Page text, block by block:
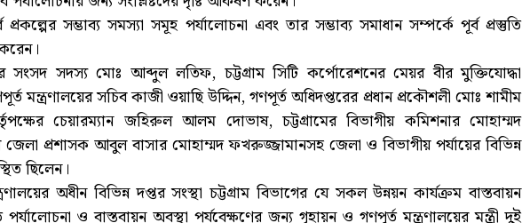
সম্ভাব্য সমস্যা সমূহ পর্যালোচনা এবং তার সম্ভাব্য সমাধান সম্পর্কে পূর্ব প্রস্তুতি
সংসদ সদস্য মোঃ আব্দুল লতিফ, চট্টগ্রাম সিটি কর্পোরেশনের মেয়র বীর মুক্তিযোদ্ধা
মন্ত্রণালয়ের সচিব কাজী ওয়াছি উদ্দিন, গণপূর্ত অধিদপ্তরের প্রধান প্রকৌশলী মোঃ শামীম
চেয়ারম্যান জহিরুল আলম দোভাষ, চট্টগ্রামের বিভাগীয় কমিশনার মোহাম্মদ
জেলা প্রশাসক আবুল বাসার মোহাম্মদ ফখরুজ্জামানসহ জেলা ও বিভাগীয় পর্যায়ের বিভিন্ন
ছিলেন।
অধীন বিভিন্ন দপ্তর সংস্থা চট্টগ্রাম বিভাগের যে সকল উন্নয়ন কার্যক্রম বাস্তবায়ন
ও বাস্তবায়ন অবস্থা পর্যবেক্ষণের জন্য গৃহায়ন ও গণপূর্ত মন্ত্রণালয়ের মন্ত্রী দুই